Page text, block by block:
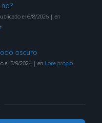
el 6/8/2026| en
oscuro
el 5/9/2024| en Lore propio